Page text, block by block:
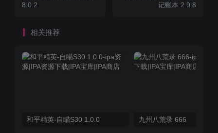
8.0.2
记账本 2.9.8
相关推荐
和平精英-自瞄S30 1.0.0 九州八荒录 666